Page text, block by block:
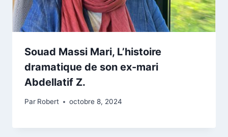
Souad Massi Mari, L’histoire
dramatique de son ex-mari
Abdellatif Z.
Par Robert octobre 8, 2024